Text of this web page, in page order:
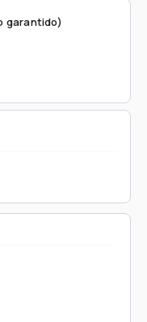
garantido)